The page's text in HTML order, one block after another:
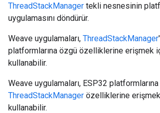
ThreadStackManager tekli nesnesinin
uygulamasını döndürür.
Weave uygulamaları, ThreadStackManager
platformlarına özgü özelliklerine erişmek
kullanabilir.
Weave uygulamaları, ESP32
ThreadStackManager özelliklerine
kullanabilir.